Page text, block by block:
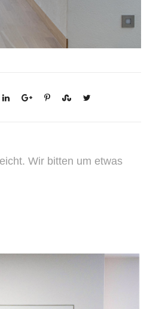
Wir bitten um etwas